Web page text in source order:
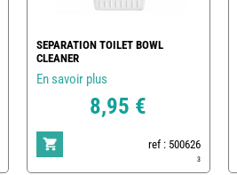
SEPARATION TOILET BOWL
CLEANER
En savoir plus
8,95 €
ref : 500626
3